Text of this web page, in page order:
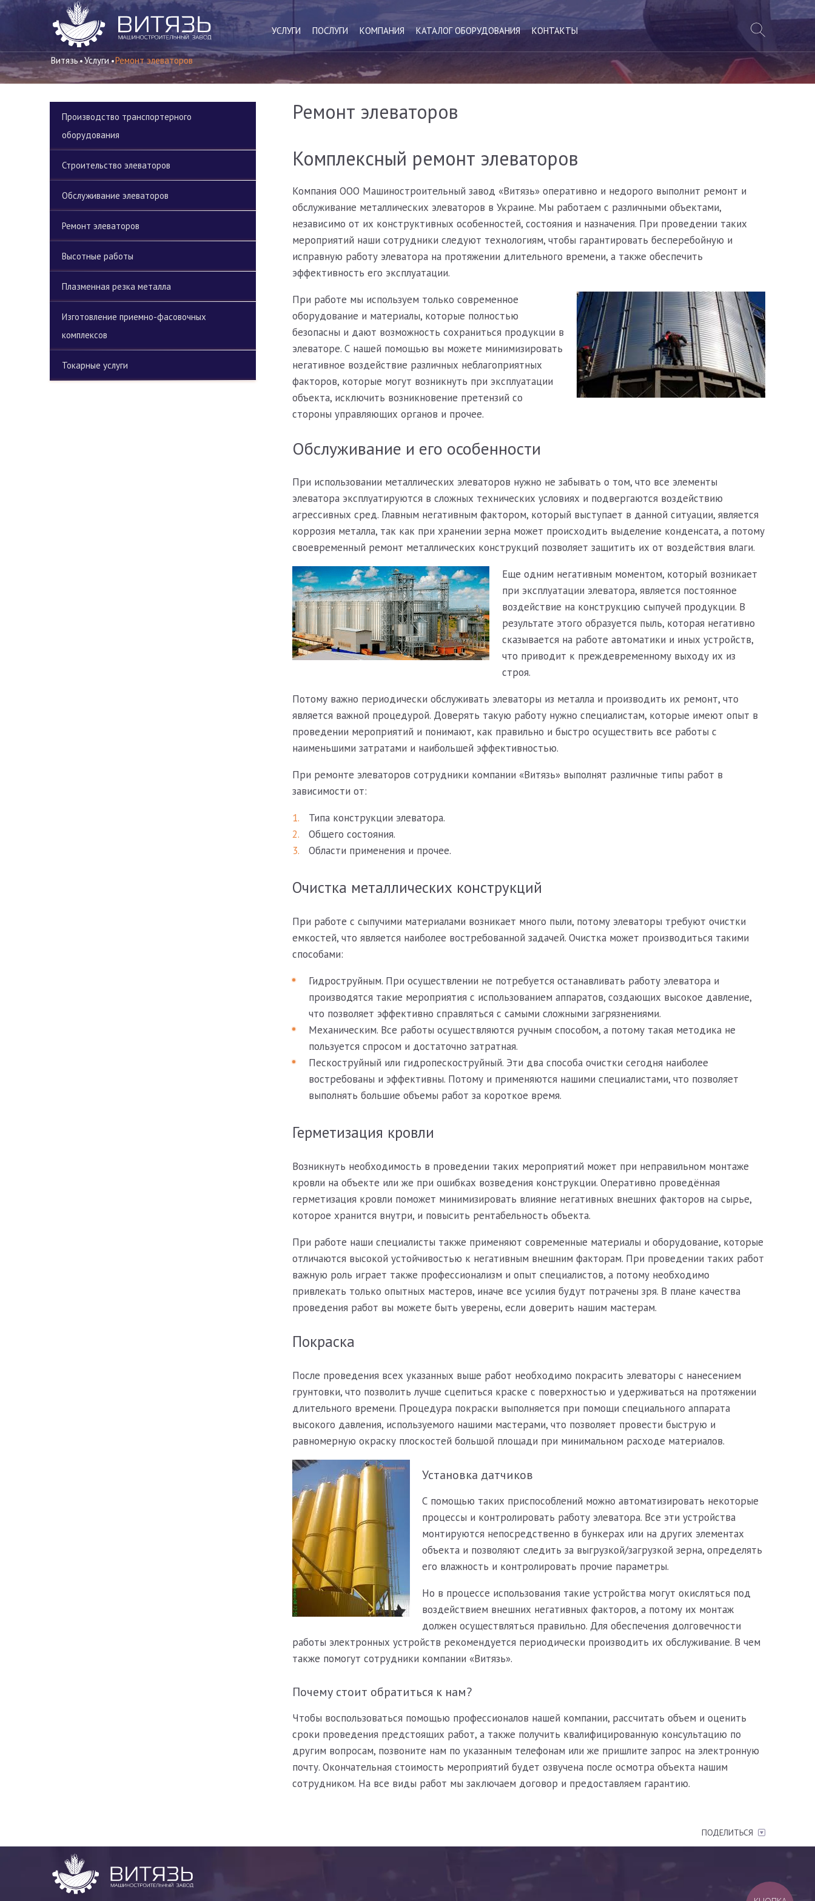
УСЛУГИ ПОСЛУГИ КОМПАНИЯ КАТАЛОГ ОБОРУДОВАНИЯ КОНТАКТЫ
Витязь Услуги Ремонт элеваторов
Производство транспортерного
оборудования
Строительство элеваторов
Обслуживание элеваторов
Ремонт элеваторов
Высотные работы
Плазменная резка металла
Изготовление приемно-фасовочных
комплексов
Токарные услуги
Ремонт элеваторов
Комплексный ремонт элеваторов
Компания ООО Машиностроительный завод «Витязь» оперативно и недорого выполнит ремонт и
обслуживание металлических элеваторов в Украине. Мы работаем с различными объектами,
независимо от их конструктивных особенностей, состояния и назначения. При проведении таких
мероприятий наши сотрудники следуют технологиям, чтобы гарантировать бесперебойную и
исправную работу элеватора на протяжении длительного времени, а также обеспечить
эффективность его эксплуатации.
При работе мы используем только современное
оборудование и материалы, которые полностью
безопасны и дают возможность сохраниться продукции в
элеваторе. С нашей помощью вы можете минимизировать
негативное воздействие различных неблагоприятных
факторов, которые могут возникнуть при эксплуатации
объекта, исключить возникновение претензий со
стороны управляющих органов и прочее.
Обслуживание и его особенности
При использовании металлических элеваторов нужно не забывать о том, что все элементы
элеватора эксплуатируются в сложных технических условиях и подвергаются воздействию
агрессивных сред. Главным негативным фактором, который выступает в данной ситуации, является
коррозия металла, так как при хранении зерна может происходить выделение конденсата, а потому
своевременный ремонт металлических конструкций позволяет защитить их от воздействия влаги.
Еще одним негативным моментом, который возникает
при эксплуатации элеватора, является постоянное
воздействие на конструкцию сыпучей продукции. В
результате этого образуется пыль, которая негативно
сказывается на работе автоматики и иных устройств,
что приводит к преждевременному выходу их из
строя.
Потому важно периодически обслуживать элеваторы из металла и производить их ремонт, что
является важной процедурой. Доверять такую работу нужно специалистам, которые имеют опыт в
проведении мероприятий и понимают, как правильно и быстро осуществить все работы с
наименьшими затратами и наибольшей эффективностью.
При ремонте элеваторов сотрудники компании «Витязь» выполнят различные типы работ в
зависимости от:
Типа конструкции элеватора.
Общего состояния.
Области применения и прочее.
Очистка металлических конструкций
При работе с сыпучими материалами возникает много пыли, потому элеваторы требуют очистки
емкостей, что является наиболее востребованной задачей. Очистка может производиться такими
способами:
Гидроструйным. При осуществлении не потребуется останавливать работу элеватора и
производятся такие мероприятия с использованием аппаратов, создающих высокое давление,
что позволяет эффективно справляться с самыми сложными загрязнениями.
Механическим. Все работы осуществляются ручным способом, а потому такая методика не
пользуется спросом и достаточно затратная.
Пескоструйный или гидропескоструйный. Эти два способа очистки сегодня наиболее
востребованы и эффективны. Потому и применяются нашими специалистами, что позволяет
выполнять большие объемы работ за короткое время.
Герметизация кровли
Возникнуть необходимость в проведении таких мероприятий может при неправильном монтаже
кровли на объекте или же при ошибках возведения конструкции. Оперативно проведённая
герметизация кровли поможет минимизировать влияние негативных внешних факторов на сырье,
которое хранится внутри, и повысить рентабельность объекта.
При работе наши специалисты также применяют современные материалы и оборудование, которые
отличаются высокой устойчивостью к негативным внешним факторам. При проведении таких работ
важную роль играет также профессионализм и опыт специалистов, а потому необходимо
привлекать только опытных мастеров, иначе все усилия будут потрачены зря. В плане качества
проведения работ вы можете быть уверены, если доверить нашим мастерам.
Покраска
После проведения всех указанных выше работ необходимо покрасить элеваторы с нанесением
грунтовки, что позволить лучше сцепиться краске с поверхностью и удерживаться на протяжении
длительного времени. Процедура покраски выполняется при помощи специального аппарата
высокого давления, используемого нашими мастерами, что позволяет провести быструю и
равномерную окраску плоскостей большой площади при минимальном расходе материалов.
Установка датчиков
С помощью таких приспособлений можно автоматизировать некоторые
процессы и контролировать работу элеватора. Все эти устройства
монтируются непосредственно в бункерах или на других элементах
объекта и позволяют следить за выгрузкой/загрузкой зерна, определять
его влажность и контролировать прочие параметры.
Но в процессе использования такие устройства могут окисляться под
воздействием внешних негативных факторов, а потому их монтаж
должен осуществляться правильно. Для обеспечения долговечности
работы электронных устройств рекомендуется периодически производить их обслуживание. В чем
также помогут сотрудники компании «Витязь».
Почему стоит обратиться к нам?
Чтобы воспользоваться помощью профессионалов нашей компании, рассчитать объем и оценить
сроки проведения предстоящих работ, а также получить квалифицированную консультацию по
другим вопросам, позвоните нам по указанным телефонам или же пришлите запрос на электронную
почту. Окончательная стоимость мероприятий будет озвучена после осмотра объекта нашим
сотрудником. На все виды работ мы заключаем договор и предоставляем гарантию.
ПОДЕЛИТЬСЯ